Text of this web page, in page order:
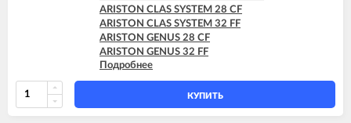
ARISTON CLAS SYSTEM 28 CF
ARISTON CLAS SYSTEM 32 FF
ARISTON GENUS 28 CF
ARISTON GENUS 32 FF
ARISTON GENUS 35 FF
ARISTON GENUS 36 FF
ARISTON GENUS EVO 30 CF
ARISTON GENUS EVO 32 FF
Подробнее
КУПИТЬ